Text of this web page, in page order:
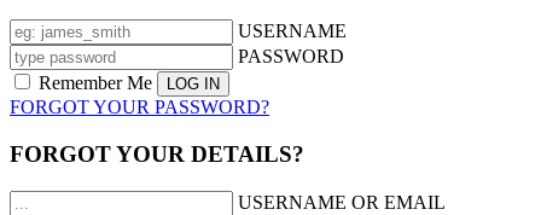
USERNAME
PASSWORD
Remember Me
FORGOT YOUR PASSWORD?
FORGOT YOUR DETAILS?
USERNAME OR EMAIL